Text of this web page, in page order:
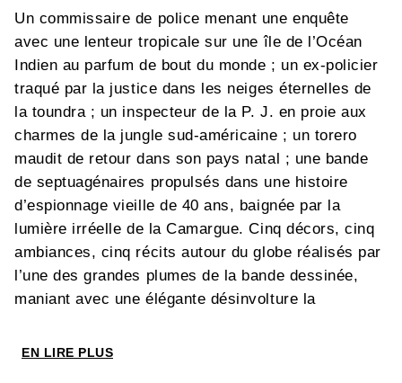
Un commissaire de police menant une enquête
avec une lenteur tropicale sur une île de l’Océan
Indien au parfum de bout du monde ; un ex-policier
traqué par la justice dans les neiges éternelles de
la toundra ; un inspecteur de la P. J. en proie aux
charmes de la jungle sud-américaine ; un torero
maudit de retour dans son pays natal ; une bande
de septuagénaires propulsés dans une histoire
d’espionnage vieille de 40 ans, baignée par la
lumière irréelle de la Camargue. Cinq décors, cinq
ambiances, cinq récits autour du globe réalisés par
l’une des grandes plumes de la bande dessinée,
maniant avec une élégante désinvolture la
d’un dessin sans fioriture qui doit autant à Gérard
EN LIRE PLUS